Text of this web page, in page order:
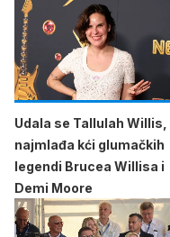
Udala se Tallulah Willis,
najmlađa kći glumačkih
legendi Brucea Willisa i
Demi Moore